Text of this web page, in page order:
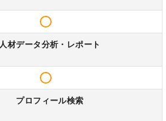
人材データ分析・レポート
プロフィール検索